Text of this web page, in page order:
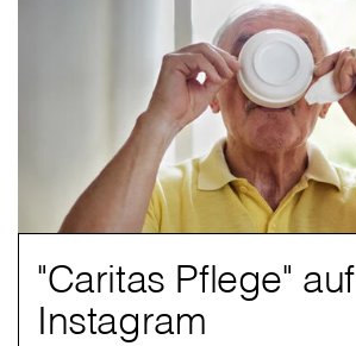
"Caritas Pflege" auf
Instagram